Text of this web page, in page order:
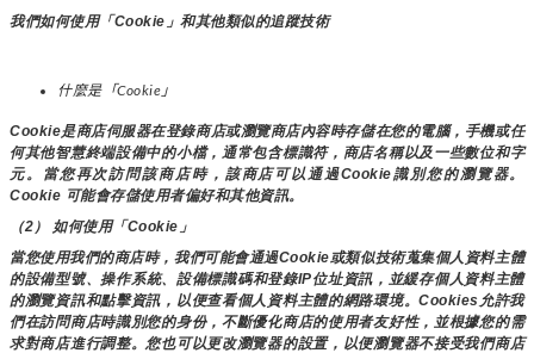
我們如何使用「Cookie」和其他類似的追蹤技術
什麼是「Cookie」
Cookie是商店伺服器在登錄商店或瀏覽商店內容時存儲在您的電腦，手機或任
何其他智慧終端設備中的小檔，通常包含標識符，商店名稱以及一些數位和字
元。當您再次訪問該商店時，該商店可以通過Cookie識別您的瀏覽器。
Cookie 可能會存儲使用者偏好和其他資訊。
（2） 如何使用「Cookie」
當您使用我們的商店時，我們可能會通過Cookie或類似技術蒐集個人資料主體
的設備型號、操作系統、設備標識碼和登錄IP位址資訊，並緩存個人資料主體
的瀏覽資訊和點擊資訊，以便查看個人資料主體的網路環境。Cookies允許我
們在訪問商店時識別您的身份，不斷優化商店的使用者友好性，並根據您的需
求對商店進行調整。您也可以更改瀏覽器的設置，以便瀏覽器不接受我們商店